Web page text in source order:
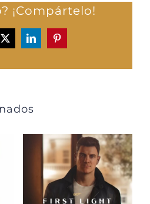
¡Compártelo!
X LinkedInPinterest